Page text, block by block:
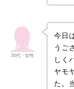
30代・女性
今日
うご
しく
ヤモ
た。